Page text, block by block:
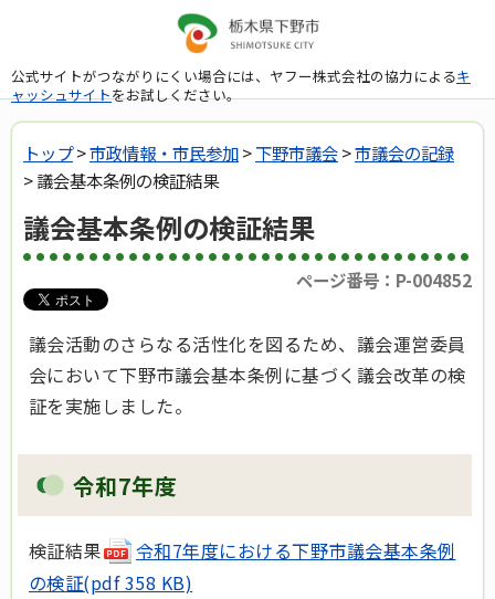
公式サイトがつながりにくい場合には、ヤフー株式会社の協力によるキ
ャッシュサイトをお試しください。
トップ>市政情報・市民参加>下野市議会>市議会の記録
> 議会基本条例の検証結果
議会基本条例の検証結果
ページ番号：P-004852
議会活動のさらなる活性化を図るため、議会運営委員
会において下野市議会基本条例に基づく議会改革の検
証を実施しました。
令和7年度
検証結果
令和7年度における下野市議会基本条例
の検証(pdf 358 KB)